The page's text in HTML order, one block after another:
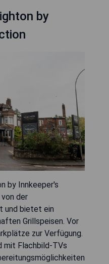
by
by Innkeeper's
der
und bietet ein
Grillspeisen. Vor
zur Verfügung.
mit Flachbild-TVs